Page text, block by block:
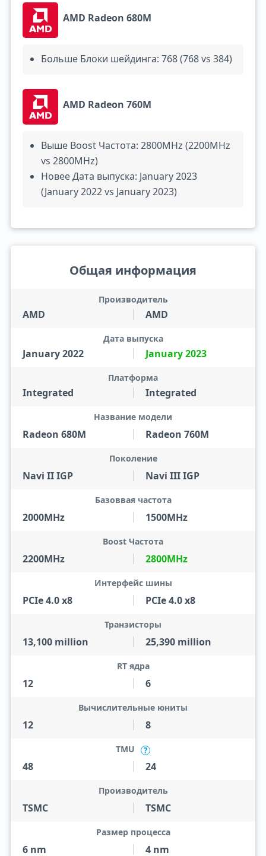
AMD Radeon 680M
Больше Блоки шейдинга: 768 (768 vs 384)
AMD Radeon 760M
Выше Boost Частота: 2800MHz (2200MHz
vs 2800MHz)
Новее Дата выпуска: January 2023
(January 2022 vs January 2023)
Общая информация
AMD
Производитель
AMD
January 2022
Дата выпуска
January 2023
Integrated
Платформа
Integrated
Radeon 680M
Название модели
Radeon 760M
Navi II IGP
Поколение
Navi III IGP
2000MHz
Базоввая частота
1500MHz
2200MHz
Boost Частота
2800MHz
PCIe 4.0 x8
Интерфейс шины
PCIe 4.0 x8
13,100 million
Транзисторы
25,390 million
12
RT ядра
6
12
Вычислительные юниты
8
48
TMU ?
24
TSMC
Производитель
TSMC
6 nm
Размер процесса
4 nm